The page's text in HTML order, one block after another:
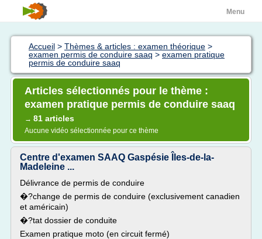
Menu
Accueil > Thèmes & articles : examen théorique >
examen permis de conduire saaq > examen pratique
permis de conduire saaq
Articles sélectionnés pour le thème :
examen pratique permis de conduire saaq
→ 81 articles
Aucune vidéo sélectionnée pour ce thème
Centre d'examen SAAQ Gaspésie Îles-de-la-
Madeleine ...
Délivrance de permis de conduire
�?change de permis de conduire (exclusivement canadien
et américain)
�?tat dossier de conduite
Examen pratique moto (en circuit fermé)